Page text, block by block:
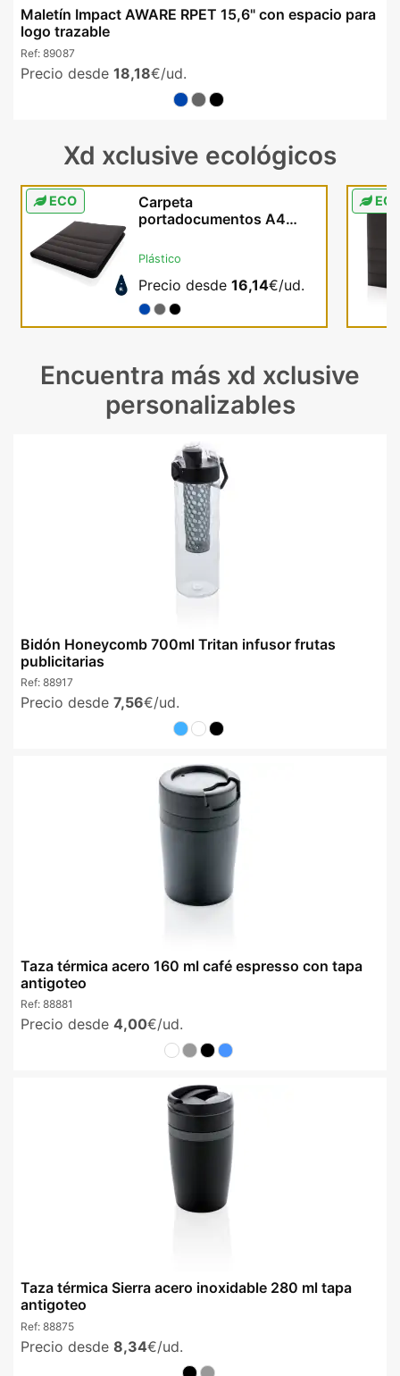
Maletín Impact AWARE RPET 15,6" con espacio para
logo trazable
Ref: 89087
Precio desde 18,18€/ud.
Xd xclusive ecológicos
ECO
Carpeta
portadocumentos A4
reciclado AWARE
Plástico
Precio desde 16,14€/ud.
Encuentra más xd xclusive
personalizables
Bidón Honeycomb 700ml Tritan infusor frutas
publicitarias
Ref: 88917
Precio desde 7,56€/ud.
Taza térmica acero 160 ml café espresso con tapa
antigoteo
Ref: 88881
Precio desde 4,00€/ud.
Taza térmica Sierra acero inoxidable 280 ml tapa
antigoteo
Ref: 88875
Precio desde 8,34€/ud.